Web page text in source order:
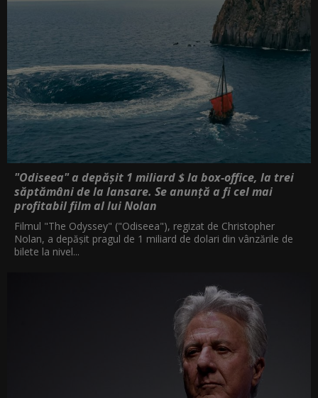
"Odiseea" a depășit 1 miliard $ la box-office, la trei
săptămâni de la lansare. Se anunță a fi cel mai
profitabil film al lui Nolan
Filmul "The Odyssey" ("Odiseea"), regizat de Christopher
Nolan, a depăşit pragul de 1 miliard de dolari din vânzările de
bilete la nivel...